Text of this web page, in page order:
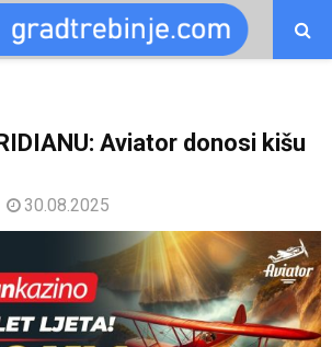
Aviator donosi kišu
30.08.2025